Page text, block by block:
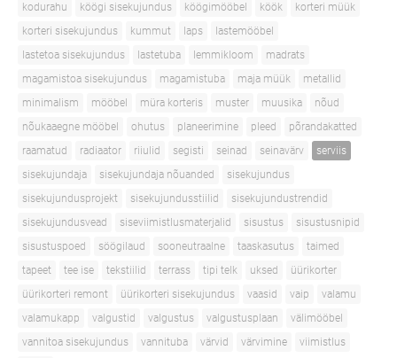
kodurahu
köögi sisekujundus köögimööbel köök
korteri müük
korteri sisekujundus
kummut laps
lastemööbel
lastetoa sisekujundus
lastetuba lemmikloom
madrats
magamistoa sisekujundus
magamistuba maja müük
metallid
minimalism
mööbel müra korteris muster muusika
nõud
nõukaaegne mööbel
ohutus planeerimine pleed
põrandakatted
raamatud
radiaator riiulid segisti seinad seinavärv
serviis
sisekujundaja
sisekujundaja nõuanded
sisekujundus
sisekujundusprojekt
sisekujundusstiilid
sisekujundustrendid
sisekujundusvead
siseviimistlusmaterjalid sisustus
sisustusnipid
sisustuspoed
söögilaud sooneutraalne taaskasutus
taimed
tapeet
tee ise tekstiilid terrass tipi telk uksed
üürikorter
üürikorteri remont
üürikorteri sisekujundus vaasid vaip
valamu
valamukapp
valgustid valgustus valgustusplaan
välimööbel
vannitoa sisekujundus
vannituba värvid värvimine
viimistlus